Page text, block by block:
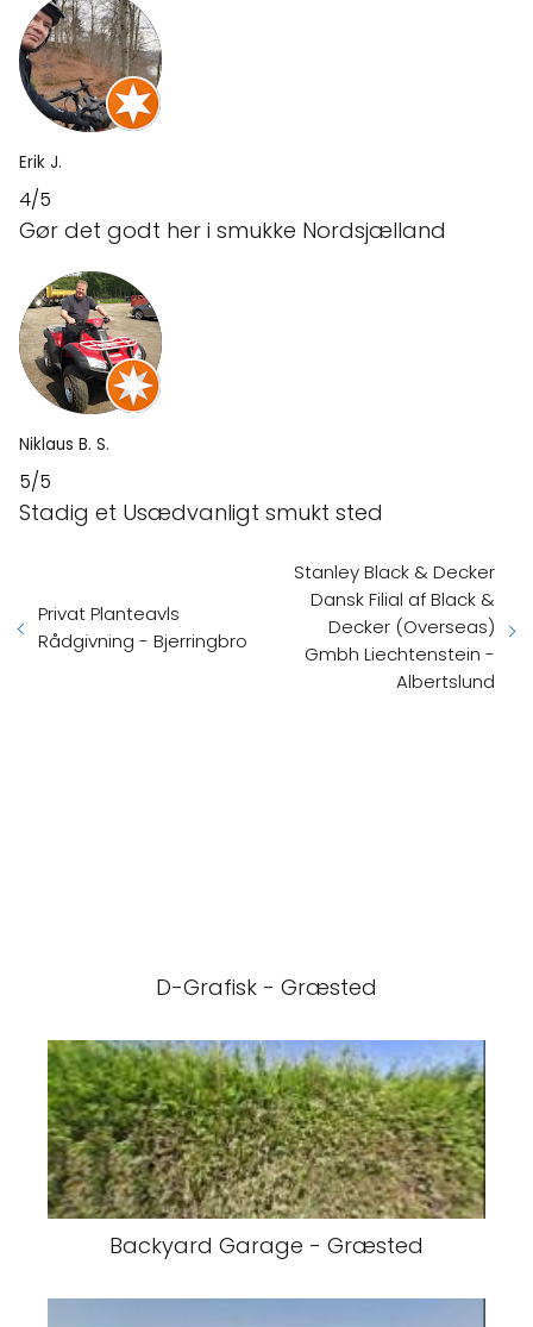
Erik J.
4/5
Gør det godt her i smukke Nordsjælland
Niklaus B. S.
5/5
Stadig et Usædvanligt smukt sted
Privat Planteavls
Rådgivning - Bjerringbro
Stanley Black & Decker
Dansk Filial af Black &
Decker (Overseas)
Gmbh Liechtenstein -
Albertslund
D-Grafisk - Græsted
Backyard Garage - Græsted